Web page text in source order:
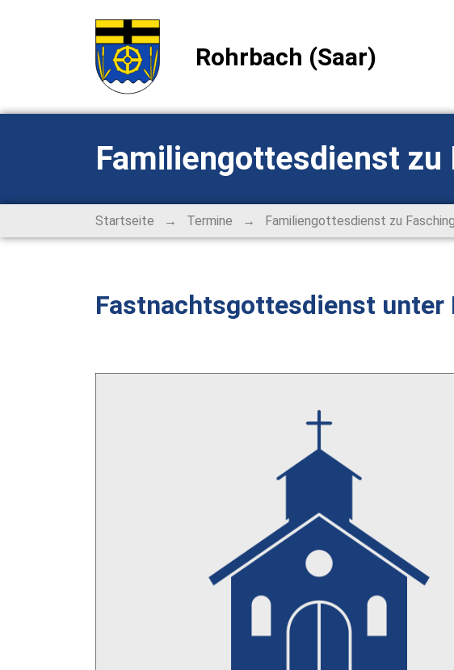
Rohrbach (Saar)
Familiengottesdienst zu
Startseite → Termine → Familiengottesdienst zu
Fastnachtsgottesdienst unter